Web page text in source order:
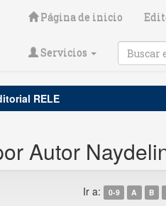
Página de inicio
Servicios
RELE
Autor
Ir a: 0-9 A B